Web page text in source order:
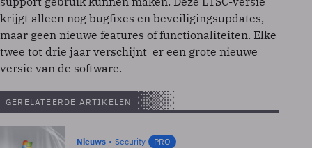
krijgt alleen nog bugfixes en beveiligingsupdates,
maar geen nieuwe features of functionaliteiten. Elke
twee tot drie jaar verschijnt er een grote nieuwe
versie van de software.
GERELATEERDE ARTIKELEN
Nieuws Security PRO